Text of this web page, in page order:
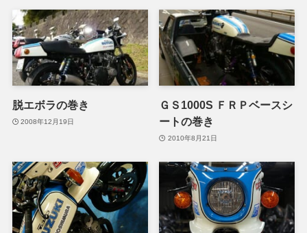
脱エボラの巻き
2008年12月19日
ＧＳ1000S ＦＲＰベースシ
ートの巻き
2010年8月21日